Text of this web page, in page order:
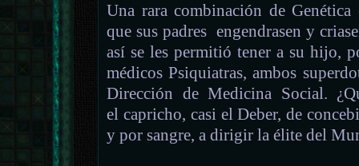
Una rara combinación de
que sus padres engendrasen y
así se les permitió tener a su hijo,
médicos Psiquiatras, ambos
Dirección de Medicina Social.
el capricho, casi el Deber, de
y por sangre, a dirigir la élite del